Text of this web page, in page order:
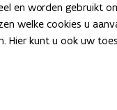
en worden gebruikt
welke cookies u
kunt u ook uw